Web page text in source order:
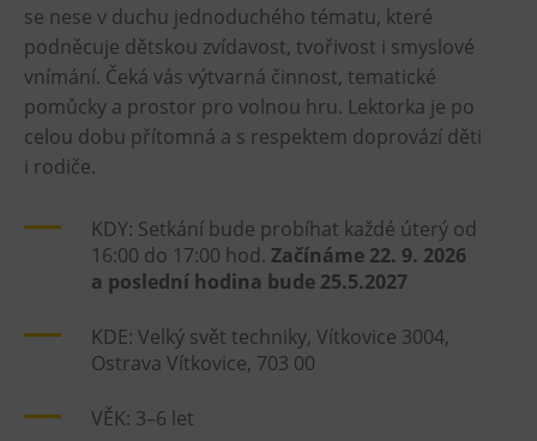
Heligonka
HopJump
Lezecká stěna
Národní zemědělské muzeum
FUTUREUM
Prohlídky
Dolní Vítkovice
Hornické muzeum
Občerstvení
se nese v duchu jednoduchého tématu, které
podněcuje dětskou zvídavost, tvořivost i smyslové
vnímání. Čeká vás výtvarná činnost, tematické
pomůcky a prostor pro volnou hru. Lektorka je po
celou dobu přítomná a s respektem doprovází děti
i rodiče.
KDY: Setkání bude probíhat každé úterý od
16:00 do 17:00 hod. Začínáme 22. 9. 2026
a poslední hodina bude 25.5.2027
KDE: Velký svět techniky, Vítkovice 3004,
Ostrava Vítkovice, 703 00
VĚK: 3–6 let